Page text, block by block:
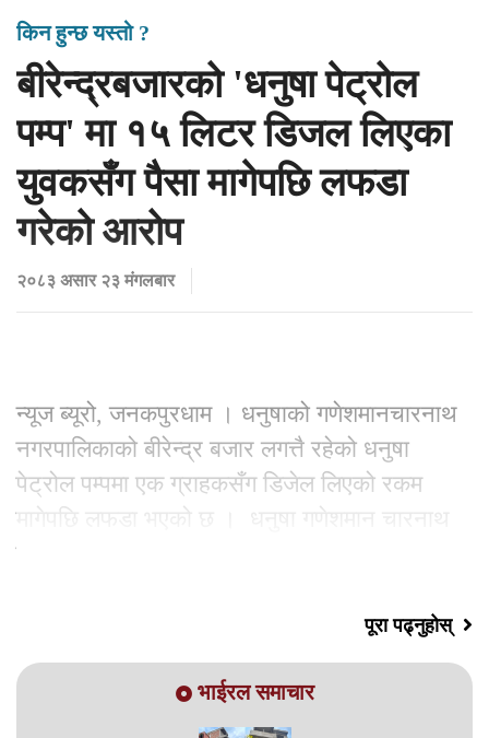
किन हुन्छ यस्तो ?
बीरेन्द्रबजारको 'धनुषा पेट्रोल
पम्प' मा १५ लिटर डिजल लिएका
युवकसँग पैसा मागेपछि लफडा
गरेको आरोप
२०८३ असार २३ मंगलबार
न्यूज ब्यूरो, जनकपुरधाम । धनुषाको गणेशमानचारनाथ
नगरपालिकाको बीरेन्द्र बजार लगत्तै रहेको धनुषा
पेट्रोल पम्पमा एक ग्राहकसँग डिजेल लिएको रकम
मागेपछि लफडा भएको छ । धनुषा गणेशमान चारनाथ
पूरा पढ्नुहोस्
भाईरल समाचार